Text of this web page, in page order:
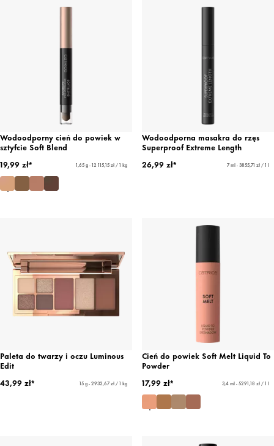
Wodoodporny cień do powiek w
sztyfcie Soft Blend
19,99 zł*
1,65 g - 12 115,15 zł / 1 kg
Wodoodporna masakra do rzęs
Superproof Extreme Length
26,99 zł*
7 ml - 3855,71 zł / 1 l
Paleta do twarzy i oczu Luminous
Edit
43,99 zł*
15 g - 2932,67 zł / 1 kg
Cień do powiek Soft Melt Liquid To
Powder
17,99 zł*
3,4 ml - 5291,18 zł / 1 l